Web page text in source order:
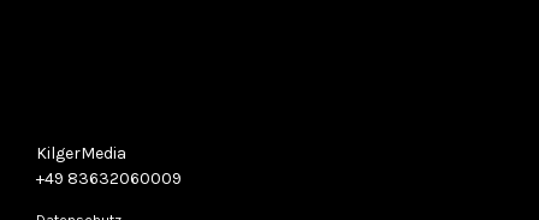
KilgerMedia
+49 83632060009